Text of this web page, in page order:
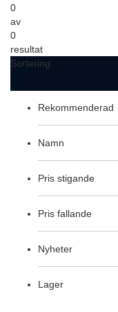
0
av
0
resultat
Sortering
Rekommenderad
Namn
Pris stigande
Pris fallande
Nyheter
Lager